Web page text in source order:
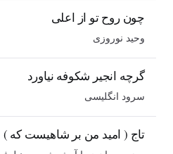
چون روح تو از اعلی
وحید نوروزی
گرچه انجیر شکوفه نیاورد
سرود انگلیسی
تاج ( امید من بر شاهیست که )